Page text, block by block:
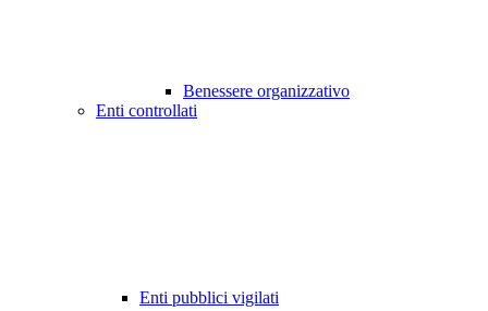
Benessere organizzativo
Enti controllati
Enti pubblici vigilati